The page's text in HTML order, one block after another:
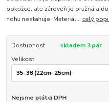
pokožce, ale zároveň je pružná a
nohu nestahuje. Materiál... celý
Dostupnost
skladem 3 pár
Velikost
Nejsme plátci DPH